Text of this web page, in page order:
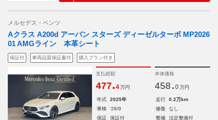
メルセデス・ベンツ
Aクラス A200d アーバン スターズ ディーゼルターボ MP2026
01 AMGライン 本革シート
保証付 車両品質保証書付 購入プラン付き
支払総額
477.4 万円
本体価格
458. 0 万円
年式 2025年 走行
0.2万km
車検
'28/9 修復
なし
保証
保証付 整備
法定整備付